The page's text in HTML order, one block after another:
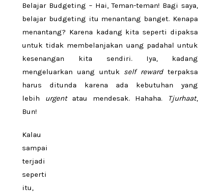
Belajar Budgeting – Hai, Teman-teman! Bagi saya,
belajar budgeting itu menantang banget. Kenapa
menantang? Karena kadang kita seperti dipaksa
untuk tidak membelanjakan uang padahal untuk
kesenangan kita sendiri. Iya, kadang
mengeluarkan uang untuk self rewardterpaksa
harus ditunda karena ada kebutuhan yang
lebih urgentatau mendesak. Hahaha. Tjurhaat,
Bun!
Kalau
sampai
terjadi
seperti
itu,